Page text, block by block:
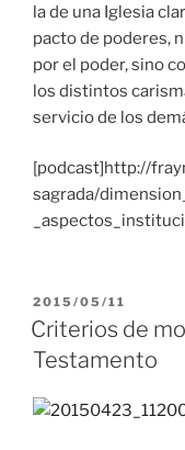
la de una Iglesia
pacto de poderes,
por el poder, sino
los distintos
servicio de los
[podcast]http://
sagrada/
PUBLICADO
EL
2015/05/11
Criterios de
Testamento